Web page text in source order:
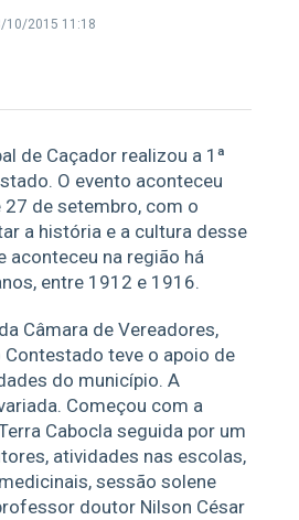
10/2015 11:18
de Caçador realizou a 1ª
O evento aconteceu
de setembro, com o
a história e a cultura desse
aconteceu na região há
entre 1912 e 1916.
Câmara de Vereadores,
Contestado teve o apoio de
do município. A
Começou com a
Cabocla seguida por um
atividades nas escolas,
sessão solene
doutor Nilson César